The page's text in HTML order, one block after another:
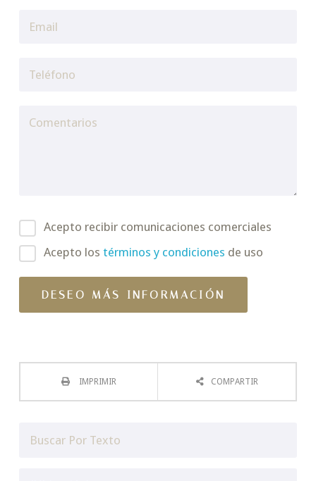
Acepto recibir comunicaciones comerciales
Acepto los términos y condiciones de uso
IMPRIMIR COMPARTIR